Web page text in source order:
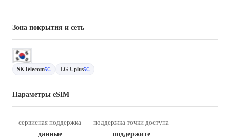
Зона покрытия и сеть
SKTelecom5G LG Uplus5G
Параметры eSIM
сервисная поддержка
данные
поддержка точки доступа
поддержите